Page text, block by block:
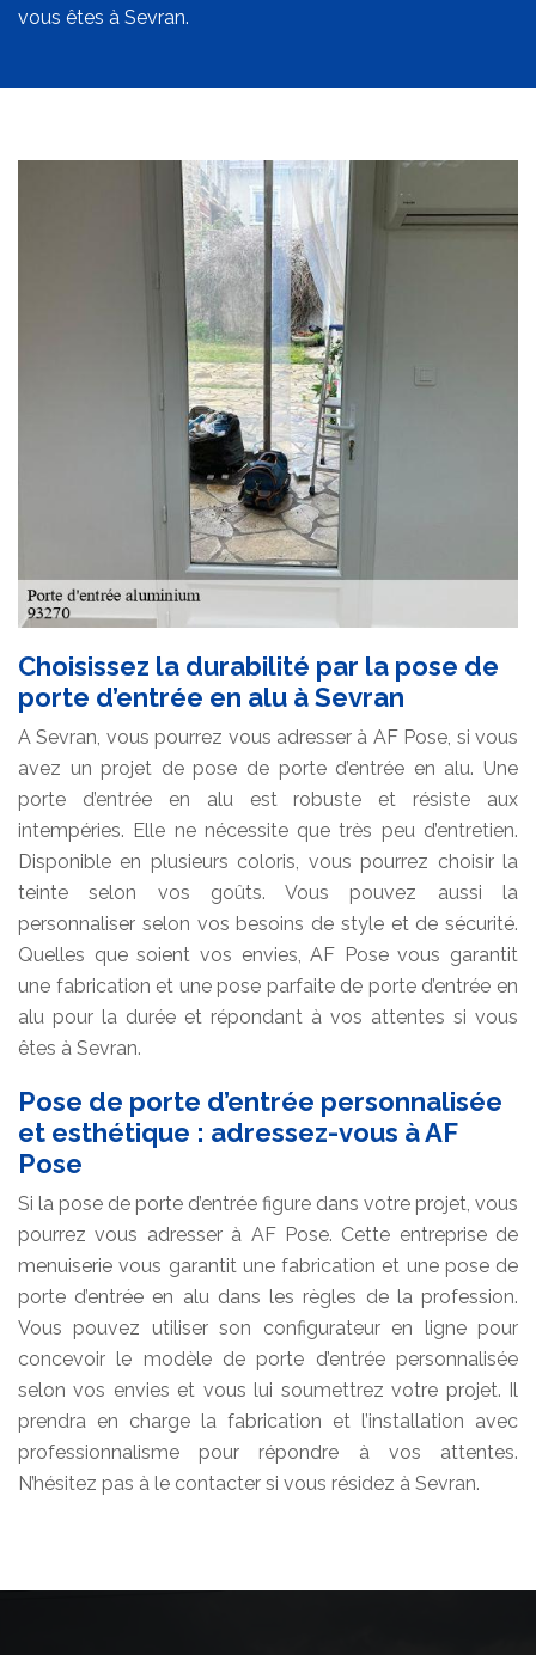
vous êtes à Sevran.
Choisissez la durabilité par la pose de
porte d’entrée en alu à Sevran
A Sevran, vous pourrez vous adresser à AF Pose, si vous
avez un projet de pose de porte d’entrée en alu. Une
porte d’entrée en alu est robuste et résiste aux
intempéries. Elle ne nécessite que très peu d’entretien.
Disponible en plusieurs coloris, vous pourrez choisir la
teinte selon vos goûts. Vous pouvez aussi la
personnaliser selon vos besoins de style et de sécurité.
Quelles que soient vos envies, AF Pose vous garantit
une fabrication et une pose parfaite de porte d’entrée en
alu pour la durée et répondant à vos attentes si vous
êtes à Sevran.
Pose de porte d’entrée personnalisée
et esthétique : adressez-vous à AF
Pose
Si la pose de porte d’entrée figure dans votre projet, vous
pourrez vous adresser à AF Pose. Cette entreprise de
menuiserie vous garantit une fabrication et une pose de
porte d’entrée en alu dans les règles de la profession.
Vous pouvez utiliser son configurateur en ligne pour
concevoir le modèle de porte d’entrée personnalisée
selon vos envies et vous lui soumettrez votre projet. Il
prendra en charge la fabrication et l’installation avec
professionnalisme pour répondre à vos attentes.
N’hésitez pas à le contacter si vous résidez à Sevran.